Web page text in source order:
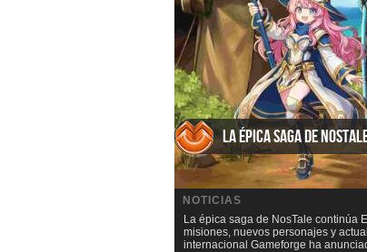
La épica saga de
NOTICIAS
La épica saga de NosTale continúa
misiones, nuevos personajes y
internacional Gameforge ha